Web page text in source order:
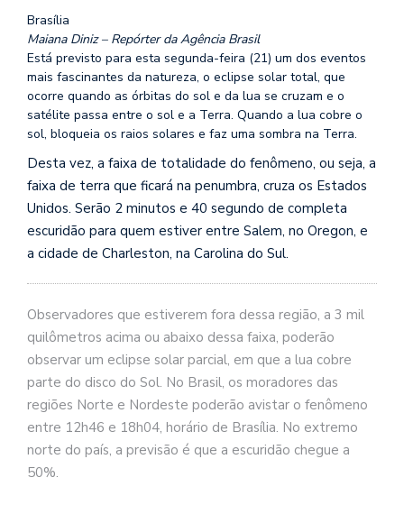
Brasília
Maiana Diniz – Repórter da Agência Brasil
Está previsto para esta segunda-feira (21) um dos eventos
mais fascinantes da natureza, o eclipse solar total, que
ocorre quando as órbitas do sol e da lua se cruzam e o
satélite passa entre o sol e a Terra. Quando a lua cobre o
sol, bloqueia os raios solares e faz uma sombra na Terra.
Desta vez, a faixa de totalidade do fenômeno, ou seja, a
faixa de terra que ficará na penumbra, cruza os Estados
Unidos. Serão 2 minutos e 40 segundo de completa
escuridão para quem estiver entre Salem, no Oregon, e
a cidade de Charleston, na Carolina do Sul.
Observadores que estiverem fora dessa região, a 3 mil
quilômetros acima ou abaixo dessa faixa, poderão
observar um eclipse solar parcial, em que a lua cobre
parte do disco do Sol. No Brasil, os moradores das
regiões Norte e Nordeste poderão avistar o fenômeno
entre 12h46 e 18h04, horário de Brasília. No extremo
norte do país, a previsão é que a escuridão chegue a
50%.